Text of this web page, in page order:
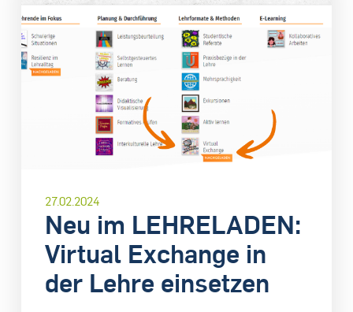
27.02.2024
Neu im LEHRELADEN:
Virtual Exchange in
der Lehre einsetzen